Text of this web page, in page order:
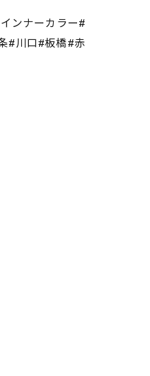
ンナーカラー#
#川口#板橋#赤